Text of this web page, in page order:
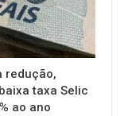
redução,
taxa Selic
ao ano